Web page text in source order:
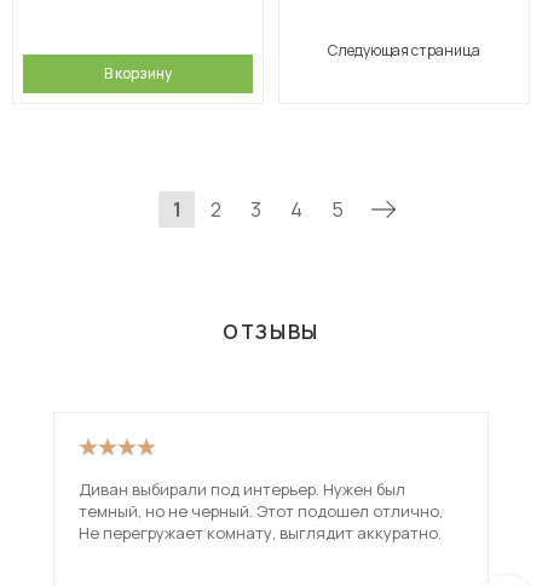
В корзину
Следующая страница
1 2 3 4 5
ОТЗЫВЫ
Диван выбирали под интерьер. Нужен был
темный, но не черный. Этот подошел отлично,
Не перегружает комнату, выглядит аккуратно.